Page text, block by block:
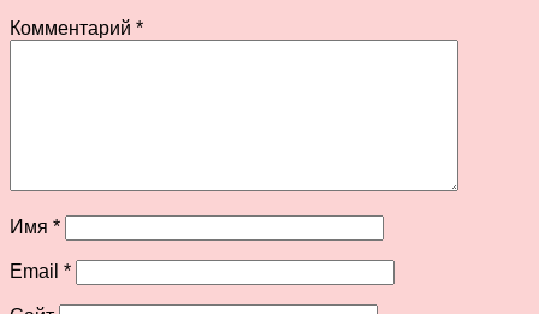
Комментарий *
Имя *
Email *